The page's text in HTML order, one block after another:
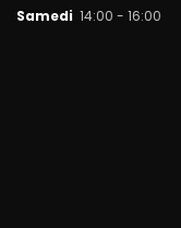
Samedi 14:00 - 16:00